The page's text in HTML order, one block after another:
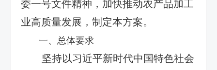
委一号文件精神，加快推动农产品加工
业高质量发展，制定本方案。
一、总体要求
坚持以习近平新时代中国特色社会